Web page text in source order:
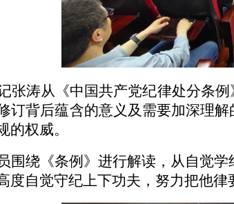
张涛从《中国共产党纪律处分条
订背后蕴含的意义及需要加深理
权威。
围绕《条例》进行解读，从自觉
度自觉守纪上下功夫，努力把他律